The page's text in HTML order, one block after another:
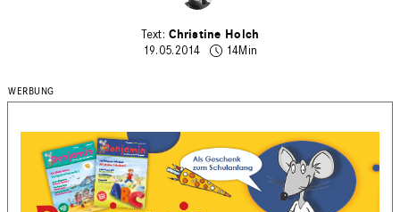
Christine Holch
19.05.2014
14Min